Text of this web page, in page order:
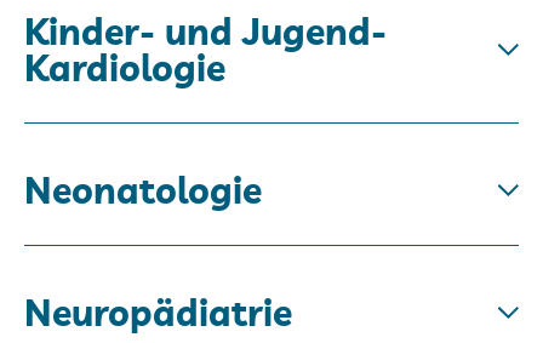
Kinder- und Jugend-
Kardiologie
Neonatologie
Neuropädiatrie